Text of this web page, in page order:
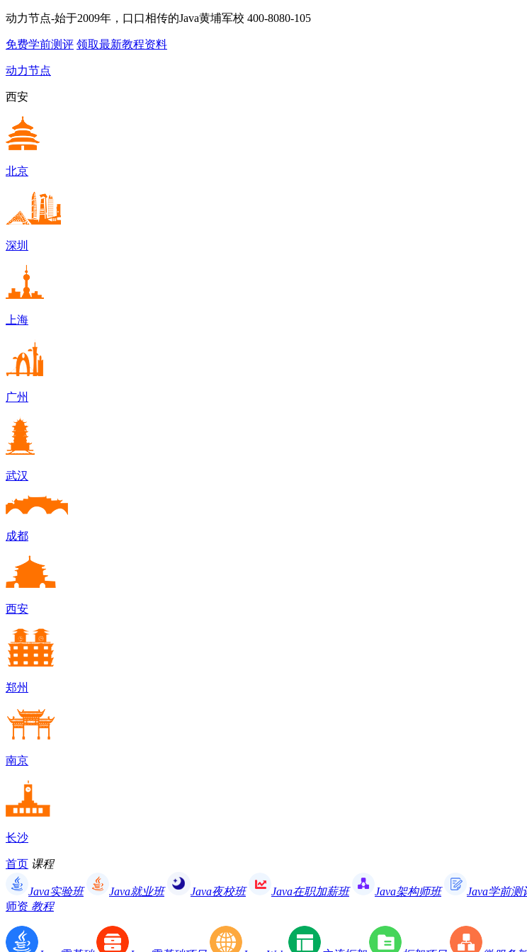
动力节点-始于2009年，口口相传的Java黄埔军校 400-8080-105
免费学前测评 领取最新教程资料
动力节点
西安
北京
深圳
上海
广州
武汉
成都
西安
郑州
南京
长沙
首页 课程
Java实验班 Java就业班 Java夜校班 Java在职加薪班 Java架构师班
Java学前测
师资 教程